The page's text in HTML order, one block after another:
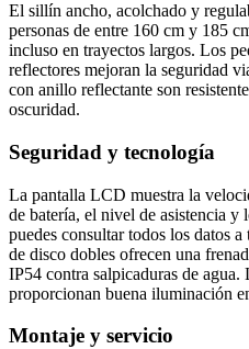
El sillín ancho, acolchado y
personas de entre 160 cm y 185
incluso en trayectos largos. Los
reflectores mejoran la seguridad
con anillo reflectante son
oscuridad.
Seguridad y tecnología
La pantalla LCD muestra la
de batería, el nivel de asistencia y
puedes consultar todos los datos
de disco dobles ofrecen una
IP54 contra salpicaduras de
proporcionan buena iluminación
Montaje y servicio